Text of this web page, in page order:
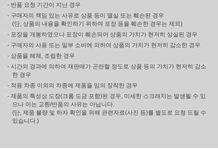
- 반품 요청 기간이 지난 경우
- 구매자의 책임 있는 사유로 상품 등이 멸실 또는 훼손된 경우
(단, 상품의 내용을 확인하기 위하여 포장 등을 훼손한 경우는 제외)
- 포장을 개봉하였으나 포장이 훼손되어 상품의 가치가 현저히 상실된 경우
- 구매자의 사용 또는 일부 소비에 의하여 상품의 가치가 현저히 감소한 경우
- 상품을 해체, 조립한 경우
- 시간의 경과에 의하여 재판매가 곤란할 정도로 상품 등의 가치가 현저히 감소
한 경우
- 적용 차종 이외의 차종에 제품을 임의 장착한 경우
- 제품의 특성상 도장(크롬 도금 포함)된 경우, 미세한 스크래치는 발생될 수 있
으나 이는 교환/반품의 사유는 아닙니다.
(단, 제품 불량 및 하자 확인을 위해 관련자료(사진 등)를 별도로 요청 드릴 수
있습니다.)